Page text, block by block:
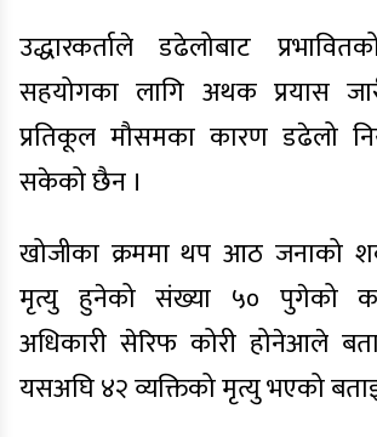
उद्धारकर्ताले डढेलोबाट
सहयोगका लागि अथक प्रयास
प्रतिकूल मौसमका कारण डढेलो
सकेको छैन ।
खोजीका क्रममा थप आठ जनाको
मृत्यु हुनेको संख्या ५० पुगेको
अधिकारी सेरिफ कोरी होनेआले
यसअघि ४२ व्यक्तिको मृत्यु भएको